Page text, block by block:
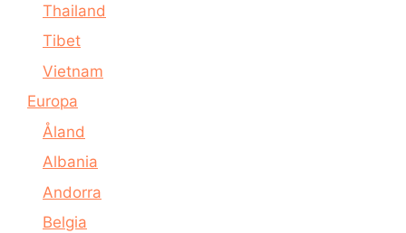
Thailand
Tibet
Vietnam
Europa
Åland
Albania
Andorra
Belgia